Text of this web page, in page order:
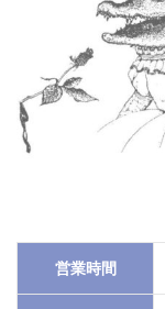
Cherir（シ
ェリー
ル）
1.2
ウス
ヴェ
ッチ
営業時間